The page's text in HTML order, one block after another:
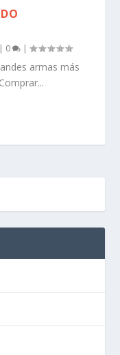
| 0 |
armas más